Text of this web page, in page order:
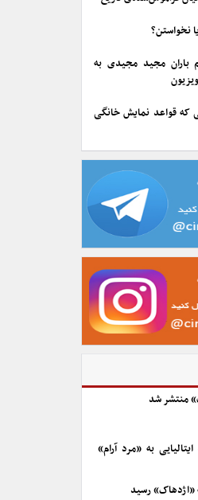
نخواستن؟
باران مجید مجیدی به
که قواعد نمایش خانگی
منتشر شد
به «مرد آرام»
«اژدهاک» رسید